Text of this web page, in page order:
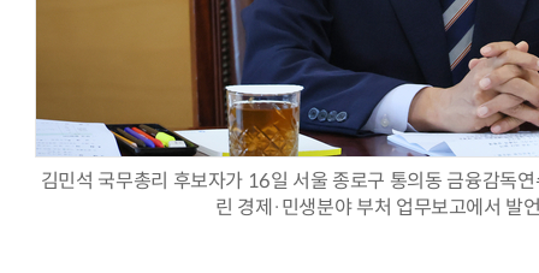
김민석 국무총리 후보자가 16일 서울 종로구 통의동 금융감독
린 경제·민생분야 부처 업무보고에서 발
양자컴퓨팅 비즈니스·기술 입문 1-Day